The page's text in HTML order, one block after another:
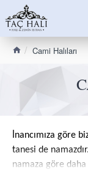
Cami Halıları
İnancımıza göre
tanesi de
namaza göre